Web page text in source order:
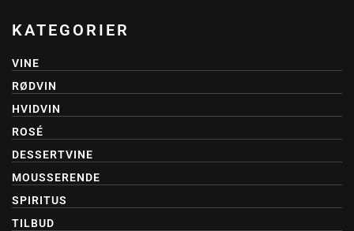
KATEGORIER
VINE
RØDVIN
HVIDVIN
ROSÉ
DESSERTVINE
MOUSSERENDE
SPIRITUS
TILBUD